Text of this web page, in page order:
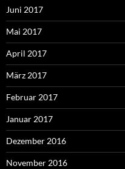
Juni 2017
Mai 2017
April 2017
März 2017
Februar 2017
Januar 2017
Dezember 2016
November 2016